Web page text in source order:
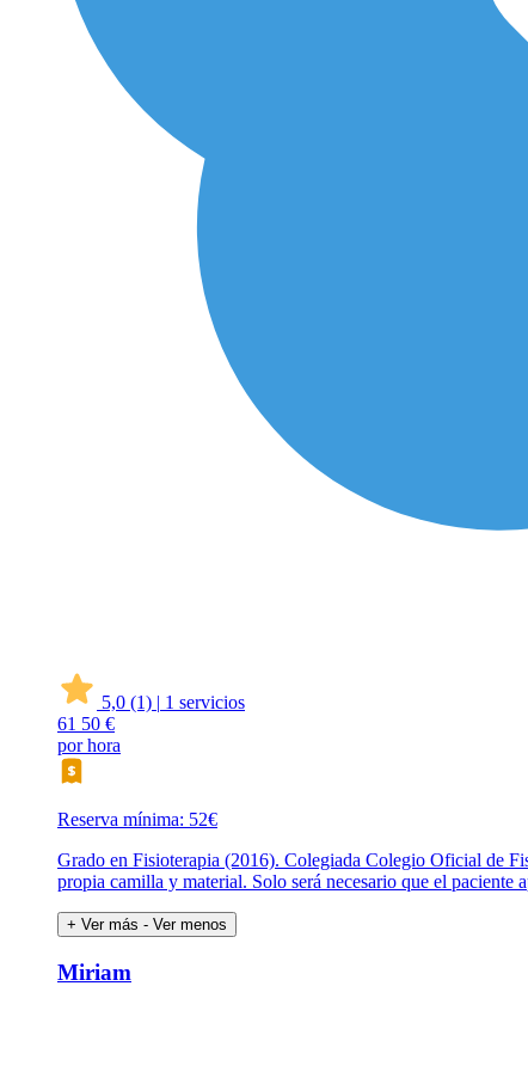
5,0 (1) | 1 servicios
61 50 €
por hora
Reserva mínima: 52€
Grado en Fisioterapia (2016). Colegiada Colegio Oficial de
propia camilla y material. Solo será necesario que el paciente
+ Ver más - Ver menos
Miriam